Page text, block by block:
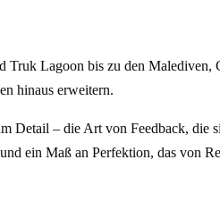
Lagoon bis zu den Malediven,
hinaus erweitern.
Detail – die Art von Feedback,
ein Maß an Perfektion, das von